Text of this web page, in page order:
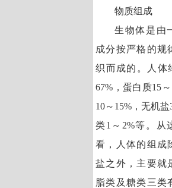
物质组成
生物体是由
成分按严格的规
织而成的。人体
67%，蛋白质15
10～15%，无机
类1～2%等。从
看，人体的组成
盐之外，主要就
脂类及糖类三类